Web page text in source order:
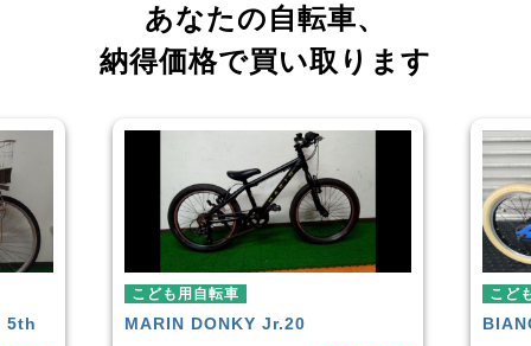
あなたの自転車、
納得価格で買い取ります
こども用自転車
BIANCHIPIRATA
こど
玉越